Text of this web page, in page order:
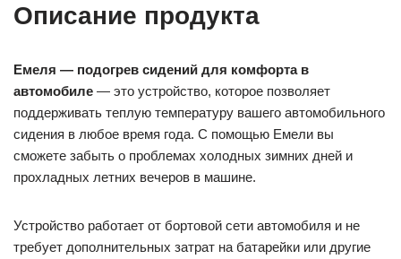
Описание продукта
Емеля — подогрев сидений для комфорта в
автомобиле — это устройство, которое позволяет
поддерживать теплую температуру вашего автомобильного
сидения в любое время года. С помощью Емели вы
сможете забыть о проблемах холодных зимних дней и
прохладных летних вечеров в машине.
Устройство работает от бортовой сети автомобиля и не
требует дополнительных затрат на батарейки или другие